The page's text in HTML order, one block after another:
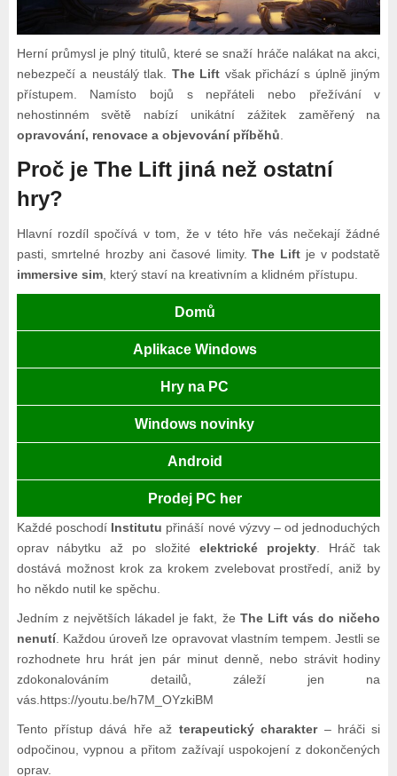
Herní průmysl je plný titulů, které se snaží hráče nalákat na akci,
nebezpečí a neustálý tlak. The Lift však přichází s úplně jiným
přístupem. Namísto bojů s nepřáteli nebo přežívání v
nehostinném světě nabízí unikátní zážitek zaměřený na
opravování, renovace a objevování příběhů
Proč je The Lift jiná než ostatní
hry?
Hlavní rozdíl spočívá v tom, že v této hře vás nečekají žádné
pasti, smrtelné hrozby ani časové limity.The Lift je v podstatě
immersive sim, který staví na kreativním a klidném přístupu.
Domů
Aplikace Windows
Hry na PC
Windows novinky
Android
Prodej PC her
Každé poschodí Institutu přináší nové výzvy – od jednoduchých
oprav nábytku až po složité elektrické projekty. Hráč tak
dostává možnost krok za krokem zvelebovat prostředí, aniž by
ho někdo nutil ke spěchu.
Jedním z největších lákadel je fakt, že The Lift vás do ničeho
nenutí. Každou úroveň lze opravovat vlastním tempem. Jestli se
rozhodnete hru hrát jen pár minut denně, nebo strávit hodiny
zdokonalováním detailů, záleží jen na
vás.https://youtu.be/h7M_OYzkiBM
Tento přístup dává hře až terapeutický charakter– hráči si
odpočinou, vypnou a přitom zažívají uspokojení z dokončených
oprav.